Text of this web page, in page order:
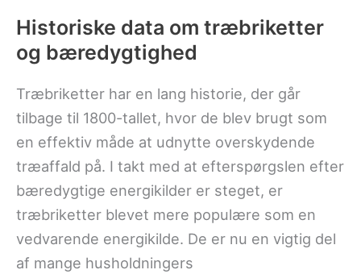
Historiske data om træbriketter
og bæredygtighed
Træbriketter har en lang historie, der går
tilbage til 1800-tallet, hvor de blev brugt som
en effektiv måde at udnytte overskydende
træaffald på. I takt med at efterspørgslen efter
bæredygtige energikilder er steget, er
træbriketter blevet mere populære som en
vedvarende energikilde. De er nu en vigtig del
af mange husholdningers